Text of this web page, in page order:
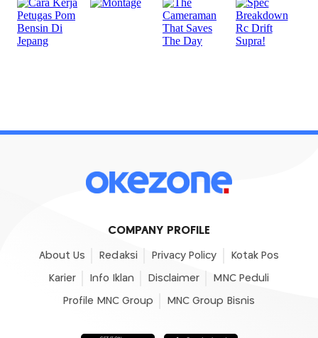
COMPANY PROFILE
About Us Redaksi Privacy Policy Kotak Pos
Karier Info Iklan Disclaimer MNC Peduli
Profile MNC Group MNC Group Bisnis